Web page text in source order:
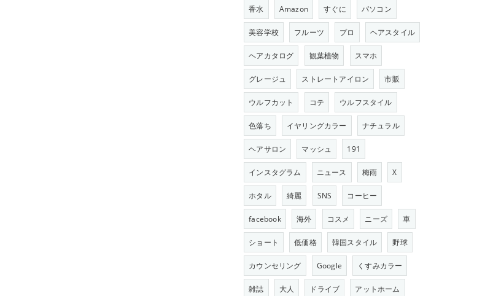
香水 Amazon すぐに パソコン
美容学校 フルーツ プロ ヘアスタイル
ヘアカタログ 観葉植物 スマホ
グレージュ ストレートアイロン 市販
ウルフカット コテ ウルフスタイル
色落ち イヤリングカラー ナチュラル
ヘアサロン マッシュ 191
インスタグラム ニュース 梅雨 X
ホタル 綺麗 SNS コーヒー
facebook 海外 コスメ ニーズ 車
ショート 低価格 韓国スタイル 野球
カウンセリング Google くすみカラー
雑誌 大人 ドライブ アットホーム